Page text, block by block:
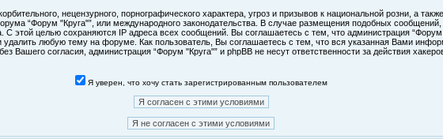
нецензурного, порнографического характера, угроз и призывов к национальной розни, а
“Форум "Круга"”, или международного законодательства. В случае размещения подобных
С этой целью сохраняются IP адреса всех сообщений. Вы соглашаетесь с тем, что администрация
любую тему на форуме. Как пользователь, Вы соглашаетесь с тем, что вся указанная Вами
Вашего согласия, администрация “Форум "Круга"” и phpBB не несут ответственности за действия
Я уверен, что хочу стать зарегистрированным пользователем